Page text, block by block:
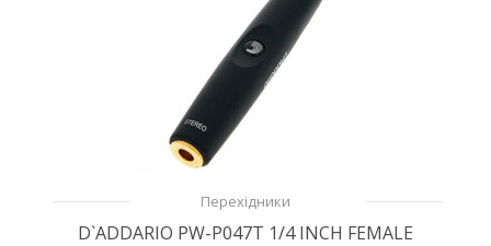
Перехідники
D`ADDARIO PW-P047T 1/4 INCH FEMALE